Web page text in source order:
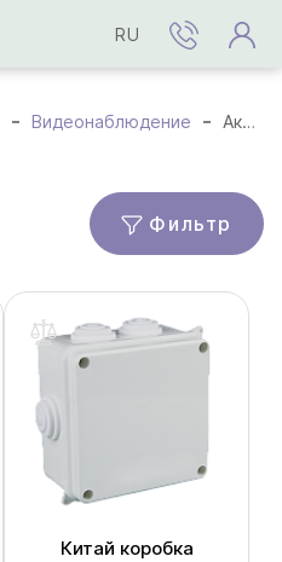
RU
Видеонаблюдение Аксессуары
Фильтр
Китай коробка